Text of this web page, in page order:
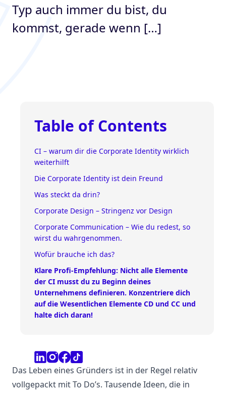
Typ auch immer du bist, du
kommst, gerade wenn […]
Table of Contents
CI – warum dir die Corporate Identity wirklich
weiterhilft
Die Corporate Identity ist dein Freund
Was steckt da drin?
Corporate Design – Stringenz vor Design
Corporate Communication – Wie du redest, so
wirst du wahrgenommen.
Wofür brauche ich das?
Klare Profi-Empfehlung: Nicht alle Elemente
der CI musst du zu Beginn deines
Unternehmens definieren. Konzentriere dich
auf die Wesentlichen Elemente CD und CC und
halte dich daran!
Das Leben eines Gründers ist in der Regel relativ
vollgepackt mit To Do’s. Tausende Ideen, die in